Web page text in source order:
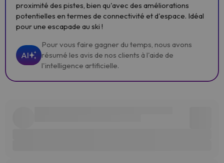
proximité des pistes, bien qu'avec des améliorations
potentielles en termes de connectivité et d'espace. Idéal
pour une escapade au ski !
AI
Pour vous faire gagner du temps, nous avons
résumé les avis de nos clients à l'aide de
l'intelligence artificielle.